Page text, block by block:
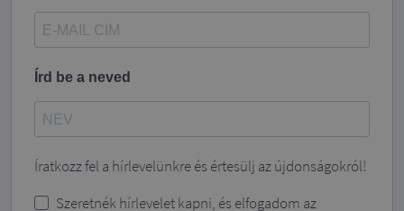
Írd be a neved
Íratkozz fel a hírlevelünkre és értesülj az újdonságokról!
Szeretnék hírlevelet kapni, és elfogadom az